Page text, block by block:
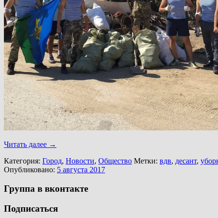
Читать далее →
Категория: Город, Новости, Общество Метки: вдв, десант,
Опубликовано: 5 августа 2017
Группа в вконтакте
Подписаться